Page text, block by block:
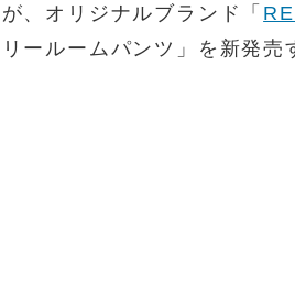
が、オリジナルブランド「
リールームパンツ」を新発売